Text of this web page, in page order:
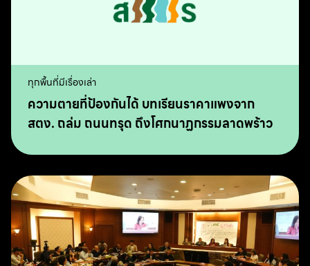
ทุกพื้นที่มีเรื่องเล่า
ความตายที่ป้องกันได้ บทเรียนราคาแพงจาก
สตง. ถล่ม ถนนทรุด ถึงโศกนาฏกรรมลาดพร้าว